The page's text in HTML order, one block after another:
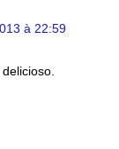
à 22:59